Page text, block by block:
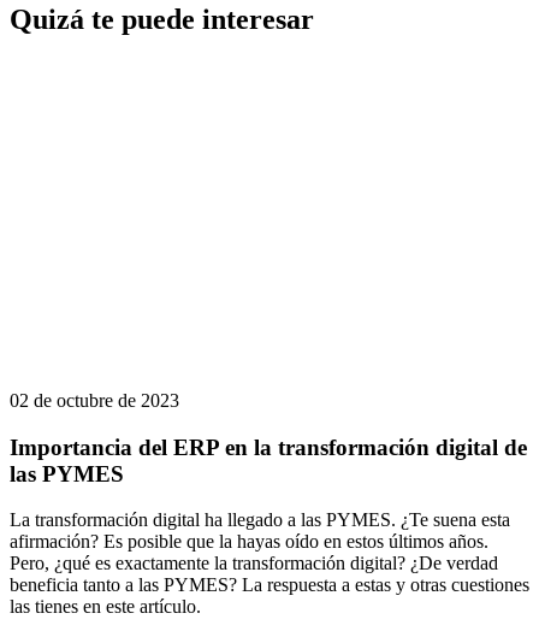
Quizá te puede interesar
02 de octubre de 2023
Importancia del ERP en la transformación digital de
las PYMES
La transformación digital ha llegado a las PYMES. ¿Te suena esta
afirmación? Es posible que la hayas oído en estos últimos años.
Pero, ¿qué es exactamente la transformación digital? ¿De verdad
beneficia tanto a las PYMES? La respuesta a estas y otras cuestiones
las tienes en este artículo.